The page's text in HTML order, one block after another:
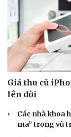
Giá thu cũ
lên đời
Các nhà khoa
ma” trong vũ